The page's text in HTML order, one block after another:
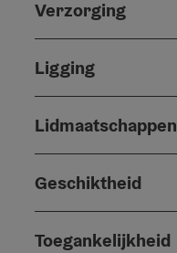
Verzorging
Ligging
Lidmaatschappen
Geschiktheid
Toegankelijkheid